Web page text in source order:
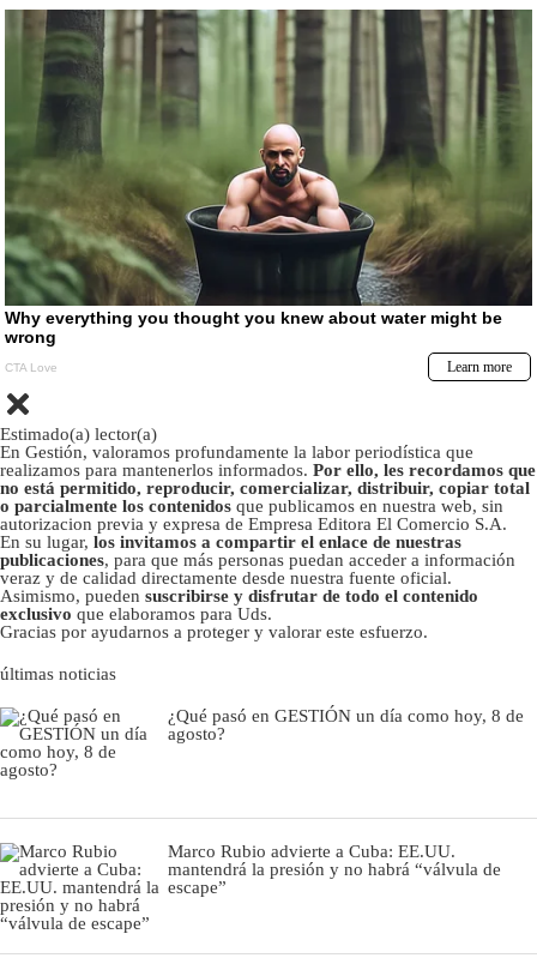
Estimado(a) lector(a)
En Gestión, valoramos profundamente la labor periodística que
realizamos para mantenerlos informados. Por ello, les recordamos que
no está permitido, reproducir, comercializar, distribuir, copiar total
o parcialmente los contenidos que publicamos en nuestra web, sin
autorizacion previa y expresa de Empresa Editora El Comercio S.A.
En su lugar, los invitamos a compartir el enlace de nuestras
publicaciones, para que más personas puedan acceder a información
veraz y de calidad directamente desde nuestra fuente oficial.
Asimismo, pueden suscribirse y disfrutar de todo el contenido
exclusivo que elaboramos para Uds.
Gracias por ayudarnos a proteger y valorar este esfuerzo.
últimas noticias
¿Qué pasó en GESTIÓN un día como hoy, 8 de
agosto?
Marco Rubio advierte a Cuba: EE.UU.
mantendrá la presión y no habrá “válvula de
escape”